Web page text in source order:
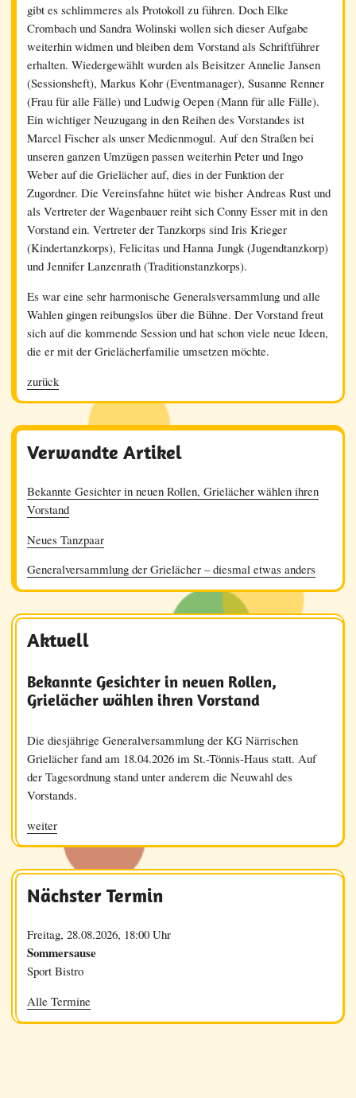
gibt es schlimmeres als Protokoll zu führen. Doch Elke
Crombach und Sandra Wolinski wollen sich dieser Aufgabe
weiterhin widmen und bleiben dem Vorstand als Schriftführer
erhalten. Wiedergewählt wurden als Beisitzer Annelie Jansen
(Sessionsheft), Markus Kohr (Eventmanager), Susanne Renner
(Frau für alle Fälle) und Ludwig Oepen (Mann für alle Fälle).
Ein wichtiger Neuzugang in den Reihen des Vorstandes ist
Marcel Fischer als unser Medienmogul. Auf den Straßen bei
unseren ganzen Umzügen passen weiterhin Peter und Ingo
Weber auf die Grielächer auf, dies in der Funktion der
Zugordner. Die Vereinsfahne hütet wie bisher Andreas Rust und
als Vertreter der Wagenbauer reiht sich Conny Esser mit in den
Vorstand ein. Vertreter der Tanzkorps sind Iris Krieger
(Kindertanzkorps), Felicitas und Hanna Jungk (Jugendtanzkorp)
und Jennifer Lanzenrath (Traditionstanzkorps).
Es war eine sehr harmonische Generalsversammlung und alle
Wahlen gingen reibungslos über die Bühne. Der Vorstand freut
sich auf die kommende Session und hat schon viele neue Ideen,
die er mit der Grielächerfamilie umsetzen möchte.
zurück
Verwandte Artikel
Bekannte Gesichter in neuen Rollen, Grielächer wählen ihren
Vorstand
Neues Tanzpaar
Generalversammlung der Grielächer – diesmal etwas anders
Aktuell
Bekannte Gesichter in neuen Rollen,
Grielächer wählen ihren Vorstand
Die diesjährige Generalversammlung der KG Närrischen
Grielächer fand am 18.04.2026 im St.-Tönnis-Haus statt. Auf
der Tagesordnung stand unter anderem die Neuwahl des
Vorstands.
weiter
Nächster Termin
Freitag, 28.08.2026, 18:00 Uhr
Sommersause
Sport Bistro
Alle Termine